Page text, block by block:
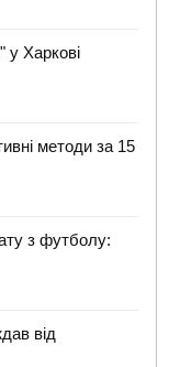
у Харкові
методи за 15
з футболу:
від